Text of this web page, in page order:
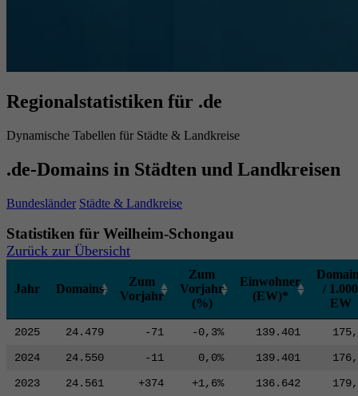
Regionalstatistiken für .de
Dynamische Tabellen für Städte & Landkreise
.de-Domains in Städten und Landkreisen
Bundesländer Städte & Landkreise
Statistiken für Weilheim-Schongau
Zurück zur Übersicht
Jahr Domains
Zum
Vorjahr
Zum
Vorjahr
(%)
Einwohner
(EW)*
/ 1.000
EW
2025 24.479 -71 -0,3% 139.401
2024
24.550 -11 0,0% 139.401
2023
24.561 +374 +1,6% 136.642